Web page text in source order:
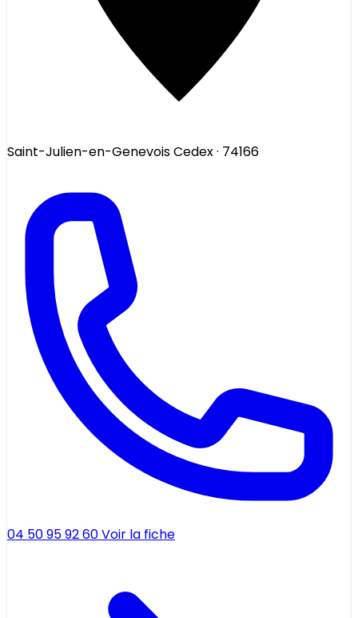
Saint-Julien-en-Genevois Cedex· 74166
04 50 95 92 60Voir la fiche